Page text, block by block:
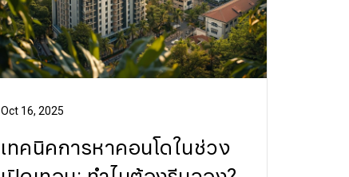
Oct 16, 2025
เทคนิคการหาคอนโดในช่วง